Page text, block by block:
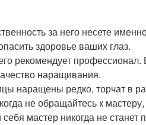
за него несете
здоровье ваших глаз.
рекомендует профессионал.
наращивания.
наращены редко, торчат в
не обращайтесь к мастеру,
мастер никогда не станет